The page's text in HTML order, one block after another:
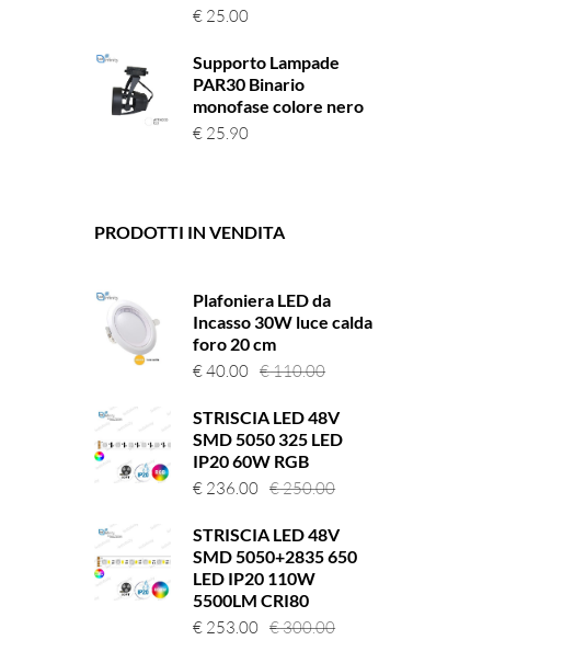
€ 25.00
Supporto Lampade
PAR30 Binario
monofase colore nero
€ 25.90
PRODOTTI IN VENDITA
Plafoniera LED da
Incasso 30W luce calda
foro 20 cm
€110.00Il
originale
era:
€40.00
Il
attuale
è:
STRISCIA LED 48V
SMD 5050 325 LED
IP20 60W RGB
€250.00Il
originale
era:
€ 236.00
Il
attuale
è:
STRISCIA LED 48V
SMD 5050+2835 650
LED IP20 110W
5500LM CRI80
€300.00Il
€ 253.00
Il